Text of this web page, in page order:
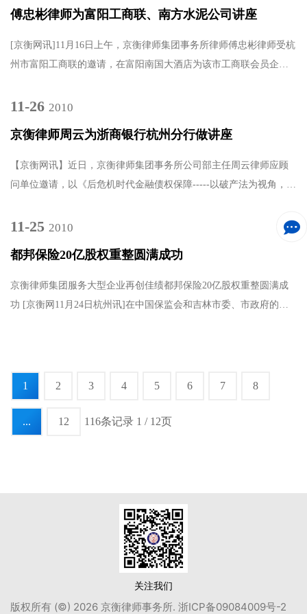
傅忠彬律师为富阳工商联、南方水泥公司讲座
[京衡网讯]11月16日上午，京衡律师集团事务所律师傅忠彬律师受杭
州市富阳工商联的邀请，在富阳南国大酒店为该市工商联会员企业
11-26 2010
京衡律师周云为浙商银行杭州分行做讲座
【京衡网讯】近日，京衡律师集团事务所公司部主任周云律师应顾
问单位邀请，以《后危机时代金融债权保障-----以破产法为视角，围
11-25 2010
都邦保险20亿股权重整圆满成功
京衡律师集团服务大型企业再创佳绩都邦保险20亿股权重整圆满成
功 [京衡网11月24日杭州讯]在中国保监会和吉林市委、市政府的高
1 2 3 4 5 6 7 8
... 12 116条记录 1 / 12页
关注我们
版权所有 (©) 2026 京衡律师事务所. 浙ICP备09084009号-2